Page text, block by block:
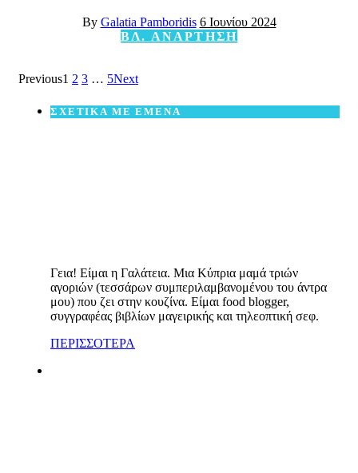
By Galatia Pamboridis 6 Ιουνίου 2024
ΒΛ. ΑΝΑΡΤΗΣΗ
Previous1 2 3 … 5Next
ΣΧΕΤΙΚΑ ΜΕ ΕΜΕΝΑ
Γεια! Είμαι η Γαλάτεια. Μια Κύπρια μαμά τριών
αγοριών (τεσσάρων συμπεριλαμβανομένου του άντρα
μου) που ζει στην κουζίνα. Είμαι food blogger,
συγγραφέας βιβλίων μαγειρικής και τηλεοπτική σεφ.
ΠΕΡΙΣΣΟΤΕΡΑ